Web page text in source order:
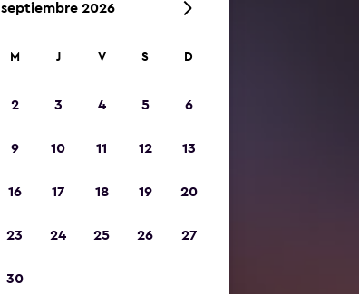
septiembre 2026
M J V S D
2 3 4 5 6
9 10 11 12 13
16 17 18 19 20
23 24 25 26 27
30